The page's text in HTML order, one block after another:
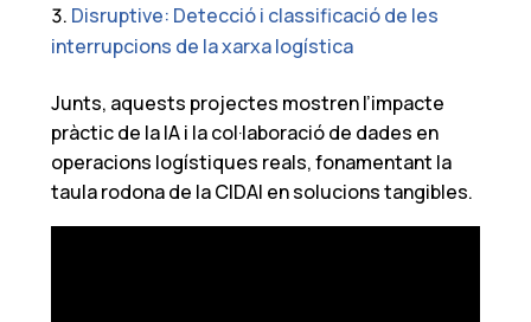
Disruptive: Detecció i classificació de les
interrupcions de la xarxa logística
Junts, aquests projectes mostren l’impacte
pràctic de la IA i la col·laboració de dades en
operacions logístiques reals, fonamentant la
taula rodona de la CIDAI en solucions tangibles.